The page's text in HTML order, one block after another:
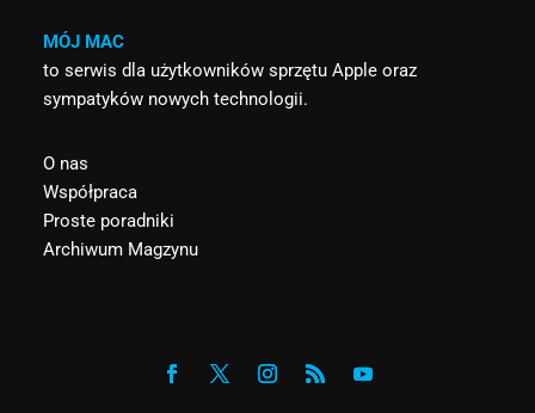
MÓJ MAC
to serwis dla użytkowników sprzętu Apple oraz
sympatyków nowych technologii.
O nas
Współpraca
Proste poradniki
Archiwum Magzynu